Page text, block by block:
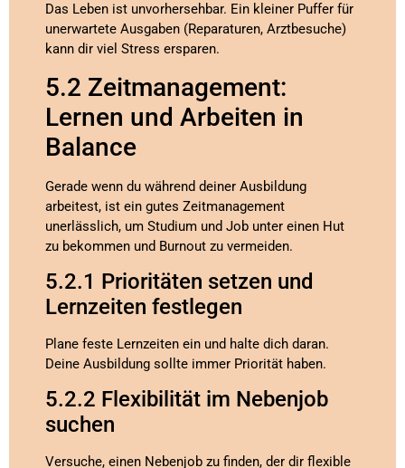
Das Leben ist unvorhersehbar. Ein kleiner Puffer für
unerwartete Ausgaben (Reparaturen, Arztbesuche)
kann dir viel Stress ersparen.
5.2 Zeitmanagement:
Lernen und Arbeiten in
Balance
Gerade wenn du während deiner Ausbildung
arbeitest, ist ein gutes Zeitmanagement
unerlässlich, um Studium und Job unter einen Hut
zu bekommen und Burnout zu vermeiden.
5.2.1 Prioritäten setzen und
Lernzeiten festlegen
Plane feste Lernzeiten ein und halte dich daran.
Deine Ausbildung sollte immer Priorität haben.
5.2.2 Flexibilität im Nebenjob
suchen
Versuche, einen Nebenjob zu finden, der dir flexible